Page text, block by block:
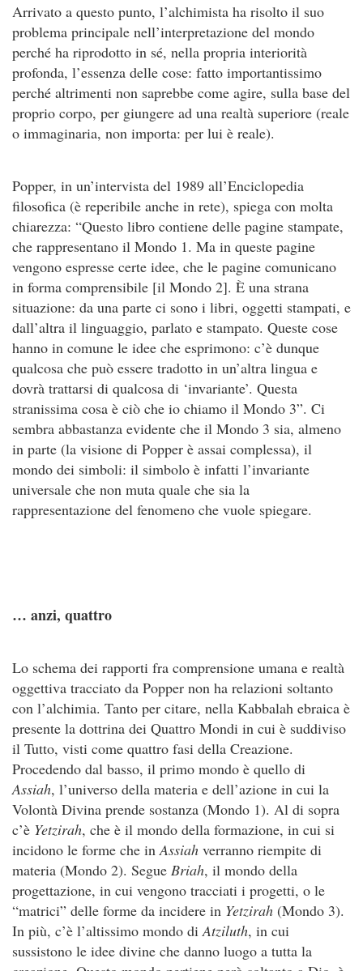
Arrivato a questo punto, l’alchimista ha risolto il suo
problema principale nell’interpretazione del mondo
perché ha riprodotto in sé, nella propria interiorità
profonda, l’essenza delle cose: fatto importantissimo
perché altrimenti non saprebbe come agire, sulla base del
proprio corpo, per giungere ad una realtà superiore (reale
o immaginaria, non importa: per lui è reale).
Popper, in un’intervista del 1989 all’Enciclopedia
filosofica (è reperibile anche in rete), spiega con molta
chiarezza: “Questo libro contiene delle pagine stampate,
che rappresentano il Mondo 1. Ma in queste pagine
vengono espresse certe idee, che le pagine comunicano
in forma comprensibile [il Mondo 2]. È una strana
situazione: da una parte ci sono i libri, oggetti stampati, e
dall’altra il linguaggio, parlato e stampato. Queste cose
hanno in comune le idee che esprimono: c’è dunque
qualcosa che può essere tradotto in un’altra lingua e
dovrà trattarsi di qualcosa di ‘invariante’. Questa
stranissima cosa è ciò che io chiamo il Mondo 3”. Ci
sembra abbastanza evidente che il Mondo 3 sia, almeno
in parte (la visione di Popper è assai complessa), il
mondo dei simboli: il simbolo è infatti l’invariante
universale che non muta quale che sia la
rappresentazione del fenomeno che vuole spiegare.
… anzi, quattro
Lo schema dei rapporti fra comprensione umana e realtà
oggettiva tracciato da Popper non ha relazioni soltanto
con l’alchimia. Tanto per citare, nella Kabbalah ebraica è
presente la dottrina dei Quattro Mondi in cui è suddiviso
il Tutto, visti come quattro fasi della Creazione.
Procedendo dal basso, il primo mondo è quello di
Assiah, l’universo della materia e dell’azione in cui la
Volontà Divina prende sostanza (Mondo 1). Al di sopra
c’è Yetzirah, che è il mondo della formazione, in cui si
incidono le forme che inAssiah verranno riempite di
materia (Mondo 2). Segue Briah, il mondo della
progettazione, in cui vengono tracciati i progetti, o le
“matrici” delle forme da incidere in Yetzirah (Mondo 3).
In più, c’è l’altissimo mondo diAtziluth, in cui
sussistono le idee divine che danno luogo a tutta la